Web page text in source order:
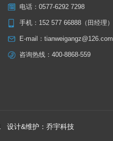
电话： 0577-6292 7298
手机： 152 577 66888（田经理）
E-mail： tianweigangz@126.com
咨询热线： 400-8868-559
设计&维护： 乔宇科技